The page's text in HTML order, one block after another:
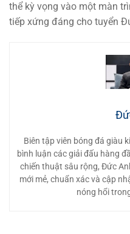
thể kỳ vọng vào một màn
tiếp xứng đáng cho tuyển
Biên tập viên bóng đá giàu
bình luận các giải đấu hàng
chiến thuật sâu rộng, Đức
mới mẻ, chuẩn xác và cập
nóng hổi